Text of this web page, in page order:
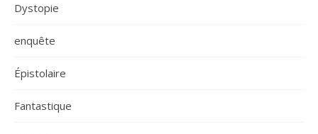
Dystopie
enquête
Épistolaire
Fantastique